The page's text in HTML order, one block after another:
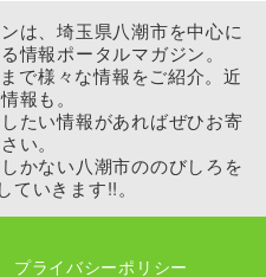
は、埼玉県八潮市を中心に
情報ポータルマガジン。
で様々な情報をご紹介。近
報も。
たい情報があればぜひお寄
い。
かない八潮市ののびしろを
ていきます!!。
プライバシーポリシー